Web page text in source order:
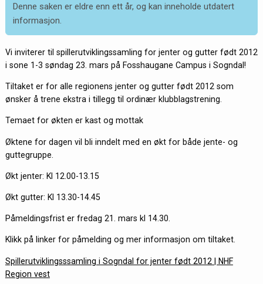
Denne saken er eldre enn ett år, og kan inneholde utdatert
informasjon.
Vi inviterer til spillerutviklingssamling for jenter og gutter født 2012
i sone 1-3 søndag 23. mars på Fosshaugane Campus i Sogndal!
Tiltaket er for alle regionens jenter og gutter født 2012 som
ønsker å trene ekstra i tillegg til ordinær klubblagstrening.
Temaet for økten er kast og mottak
Øktene for dagen vil bli inndelt med en økt for både jente- og
guttegruppe.
Økt jenter: Kl 12.00-13.15
Økt gutter: Kl 13.30-14.45
Påmeldingsfrist er fredag 21. mars kl 14.30.
Klikk på linker for påmelding og mer informasjon om tiltaket.
Spillerutviklingsssamling i Sogndal for jenter født 2012 | NHF
Region vest